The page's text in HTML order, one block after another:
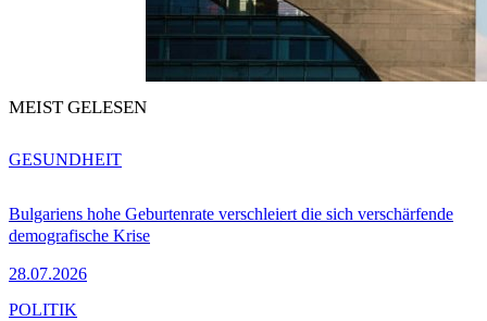
MEIST GELESEN
Bulgariens hohe Geburtenrate verschleiert die sich verschärfende
demografische Krise
28.07.2026
GESUNDHEIT
POLITIK